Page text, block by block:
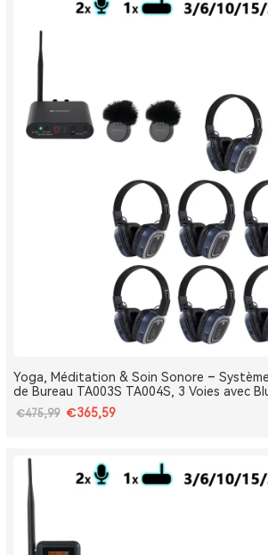
Yoga, Méditation & Soin Sonore –
de Bureau TA003S TA004S, 3 Voies avec
Type-C, Bass Boost
€475,99 €365,59